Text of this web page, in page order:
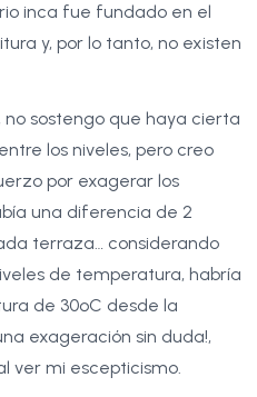
inca fue fundado en el
y, por lo tanto, no existen
sostengo que haya cierta
los niveles, pero creo
por exagerar los
una diferencia de 2
terraza… considerando
de temperatura, habría
de 30ºC desde la
exageración sin duda!,
ver mi escepticismo.